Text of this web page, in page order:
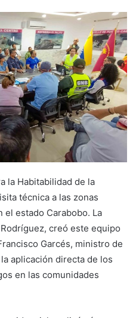
la Habitabilidad de la
técnica a las zonas
estado Carabobo. La
creó este equipo
Garcés, ministro de
aplicación directa de los
en las comunidades